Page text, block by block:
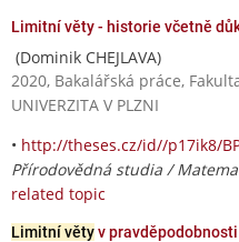
Limitní věty - historie včetně
(Dominik CHEJLAVA)
2020, Bakalářská práce,
UNIVERZITA V PLZNI
• http://theses.cz/id//p17ik8/
Přírodovědná studia /
related topic
Limitní větyv pravděpodobnosti